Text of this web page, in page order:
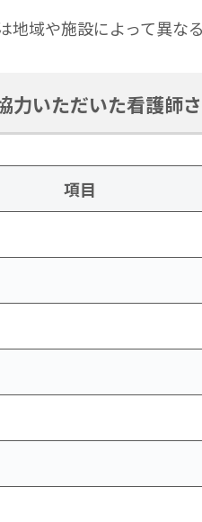
地域や施設によって異な
力いただいた看護師
項目